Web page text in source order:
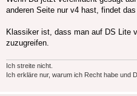
anderen Seite nur v4 hast, findet
Klassiker ist, dass man auf DS Lite
zuzugreifen.
Ich streite nicht.
Ich erkläre nur, warum ich Recht habe und